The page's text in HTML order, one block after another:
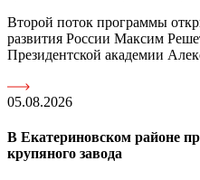
Второй поток программы
развития России Максим
Президентской академии
05.08.2026
В Екатериновском районе
крупяного завода